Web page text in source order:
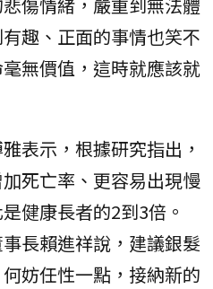
趣、正面的事情也笑不
無價值，這時就應該就
表示，根據研究指出，
死亡率、更容易出現慢
健康長者的2到3倍。
長賴進祥說，建議銀髮
妨任性一點，接納新的